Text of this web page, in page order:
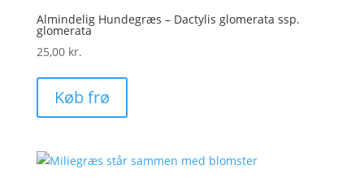
Almindelig Hundegræs – Dactylis glomerata ssp.
glomerata
25,00 kr.
Køb frø